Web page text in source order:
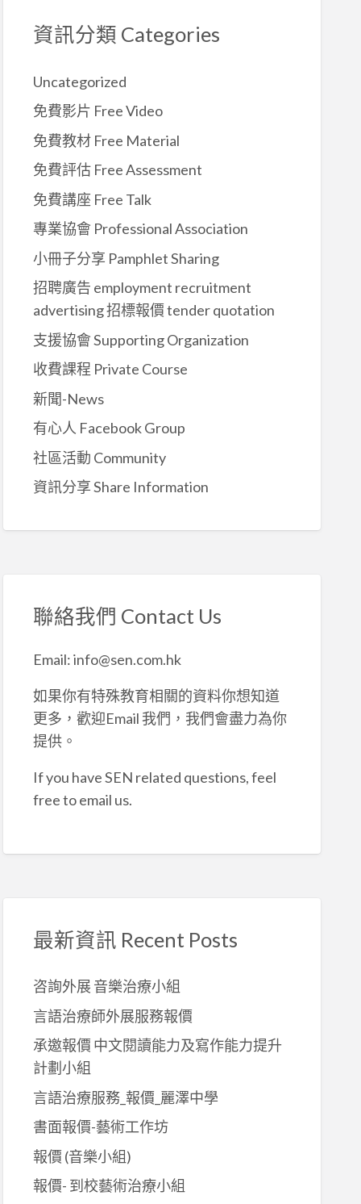
資訊分類 Categories
Uncategorized
免費影片 Free Video
免費教材 Free Material
免費評估 Free Assessment
免費講座 Free Talk
專業協會 Professional Association
小冊子分享 Pamphlet Sharing
招聘廣告 employment recruitment
advertising 招標報價 tender quotation
支援協會 Supporting Organization
收費課程 Private Course
新聞-News
有心人 Facebook Group
社區活動 Community
資訊分享 Share Information
聯絡我們 Contact Us
Email: info@sen.com.hk
如果你有特殊教育相關的資料你想知道
更多，歡迎Email 我們，我們會盡力為你
提供。
If you have SEN related questions, feel
free to email us.
最新資訊 Recent Posts
咨詢外展 音樂治療小組
言語治療師外展服務報價
承邀報價 中文閱讀能力及寫作能力提升
計劃小組
言語治療服務_報價_麗澤中學
書面報價-藝術工作坊
報價 (音樂小組)
報價- 到校藝術治療小組